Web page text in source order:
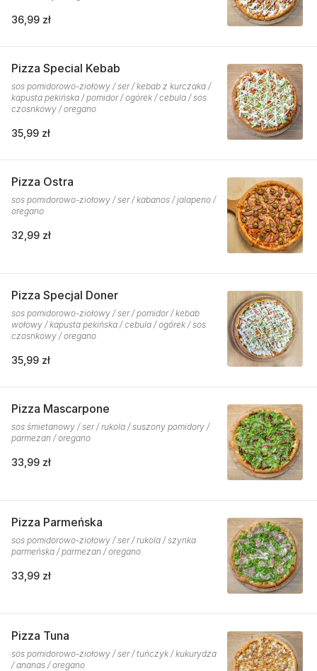
36,99 zł
Pizza Special Kebab
sos pomidorowo-ziołowy / ser / kebab z kurczaka /
kapusta pekińska / pomidor / ogórek / cebula / sos
czosnkowy / oregano
35,99 zł
Pizza Ostra
sos pomidorowo-ziołowy / ser / kabanos / jalapeno /
oregano
32,99 zł
Pizza Specjal Doner
sos pomidorowo-ziołowy / ser / pomidor / kebab
wołowy / kapusta pekińska / cebula / ogórek / sos
czosnkowy / oregano
35,99 zł
Pizza Mascarpone
sos śmietanowy / ser / rukola / suszony pomidory /
parmezan / oregano
33,99 zł
Pizza Parmeńska
sos pomidorowo-ziołowy / ser / rukola / szynka
parmeńska / parmezan / oregano
33,99 zł
Pizza Tuna
sos pomidorowo-ziołowy / ser / tuńczyk / kukurydza
/ ananas / oregano